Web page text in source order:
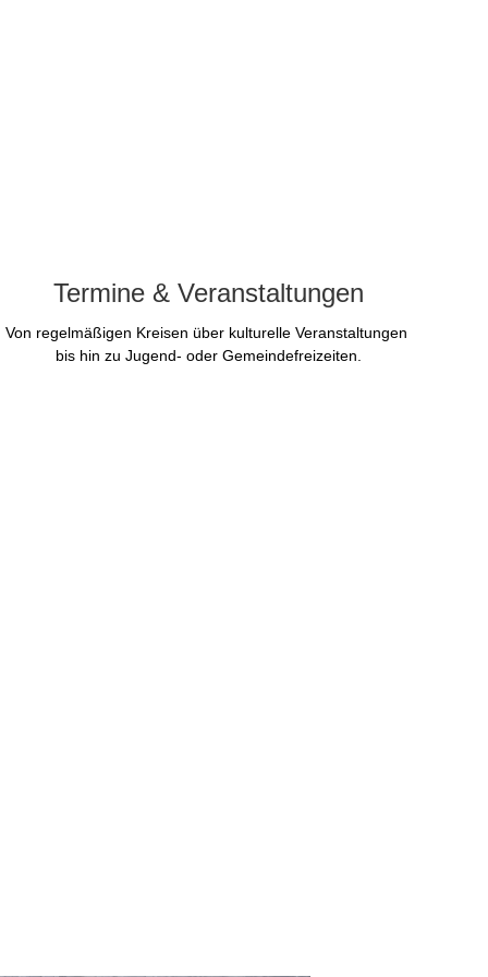
Termine & Veranstaltungen
Von regelmäßigen Kreisen über kulturelle Veranstaltungen
bis hin zu Jugend- oder Gemeindefreizeiten.